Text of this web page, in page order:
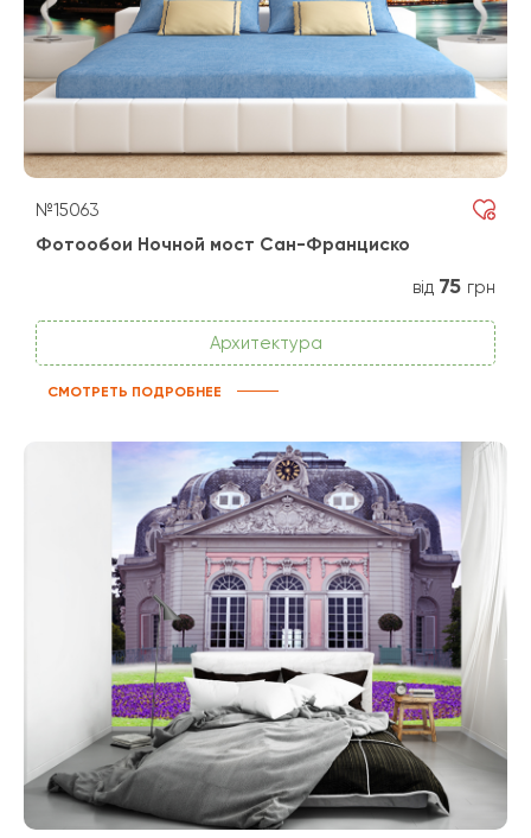
№15063
Фотообои Ночной мост Сан-Франциско
від 75 грн
Архитектура
СМОТРЕТЬ ПОДРОБНЕЕ